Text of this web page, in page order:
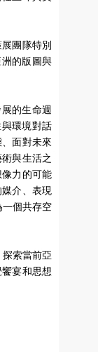
團隊特別
的版圖與
的生命週
環境對話
面對未來
與生活之
力的可能
介、表現
個共存空
索當前亞
宴和思想